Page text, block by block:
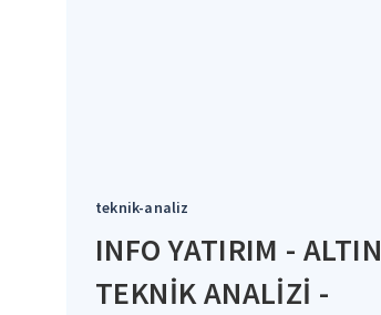
teknik-analiz
INFO YATIRIM - ALTIN
TEKNİK ANALİZİ -